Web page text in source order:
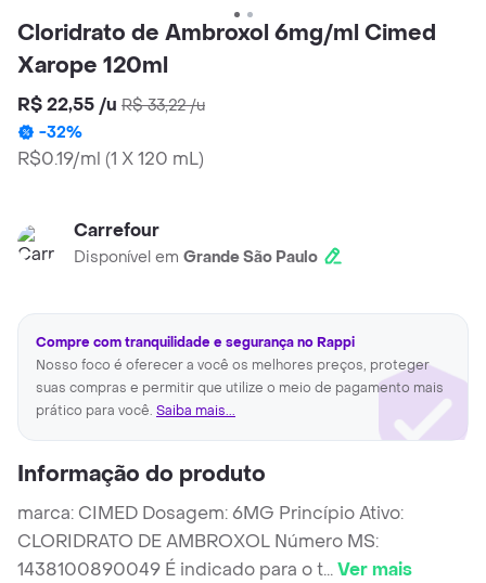
Cloridrato de Ambroxol 6mg/ml Cimed
Xarope 120ml
R$ 22,55 /u R$ 33,22/u
-32%
R$0.19/ml (1 X 120 mL)
Carrefour
Disponível em Grande São Paulo
Compre com tranquilidade e segurança no Rappi
Nosso foco é oferecer a você os melhores preços, proteger
suas compras e permitir que utilize o meio de pagamento mais
prático para você. Saiba mais...
Informação do produto
marca: CIMED Dosagem: 6MG Princípio Ativo:
CLORIDRATO DE AMBROXOL Número MS:
1438100890049 É indicado para o t...Ver mais